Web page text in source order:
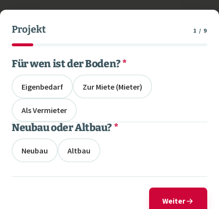
Projekt 1 / 9
Für wen ist der Boden?*
Eigenbedarf Zur Miete (Mieter)
Als Vermieter
Neubau oder Altbau?*
Neubau Altbau
Weiter